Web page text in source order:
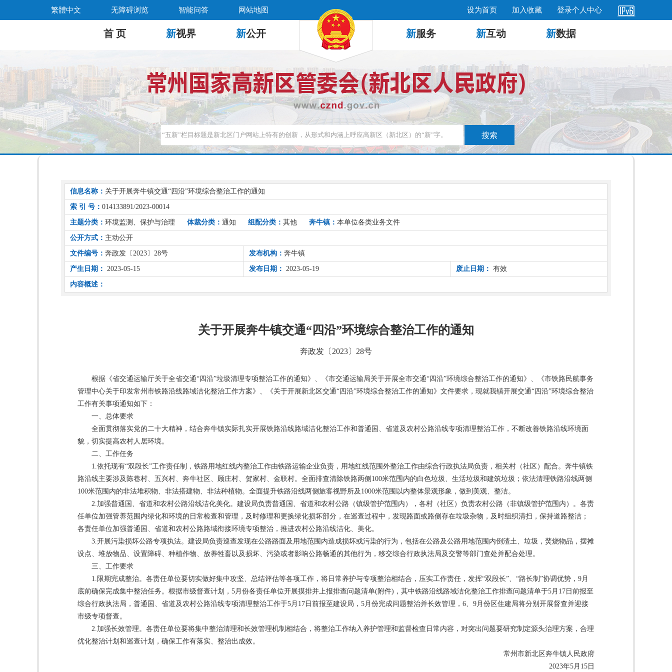
繁體中文 无障碍浏览 智能问答 网站地图 设为首页 加入收藏 登录个人中心
首 页 新视界 新公开 新服务 新互动 新数据
信息名称： 关于开展奔牛镇交通“四沿”环境综合整治工作的通知
索 引 号： 014133891/2023-00014
主题分类： 环境监测、保护与治理 体裁分类： 通知 组配分类： 其他 奔牛镇： 本单位各类业务文件
公开方式： 主动公开
文件编号： 奔政发〔2023〕28号 发布机构： 奔牛镇
产生日期： 2023-05-15 发布日期： 2023-05-19 废止日期： 有效
内容概述：
关于开展奔牛镇交通“四沿”环境综合整治工作的通知
奔政发〔2023〕28号
根据《省交通运输厅关于全省交通“四沿”垃圾清理专项整治工作的通知》、《市交通运输局关于开展全市交通“四沿”环境综合整治工作的通知》、《市铁路民航事务
管理中心关于印发常州市铁路沿线路域洁化整治工作方案》、《关于开展新北区交通“四沿”环境综合整治工作的通知》文件要求，现就我镇开展交通“四沿”环境综合整治
工作有关事项通知如下：
一、总体要求
全面贯彻落实党的二十大精神，结合奔牛镇实际扎实开展铁路沿线路域洁化整治工作和普通国、省道及农村公路沿线专项清理整治工作，不断改善铁路沿线环境面
貌，切实提高农村人居环境。
二、工作任务
1.依托现有“双段长”工作责任制，铁路用地红线内整治工作由铁路运输企业负责，用地红线范围外整治工作由综合行政执法局负责，相关村（社区）配合。奔牛镇铁
路沿线主要涉及陈巷村、五兴村、奔牛社区、顾庄村、贺家村、金联村。全面排查清除铁路两侧100米范围内的白色垃圾、生活垃圾和建筑垃圾；依法清理铁路沿线两侧
100米范围内的非法堆积物、非法搭建物、非法种植物。全面提升铁路沿线两侧旅客视野所及1000米范围以内整体景观形象，做到美观、整洁。
2.加强普通国、省道和农村公路沿线洁化美化。建设局负责普通国、省道和农村公路（镇级管护范围内），各村（社区）负责农村公路（非镇级管护范围内）。各责
任单位加强管养范围内绿化和环境的日常检查和管理，及时修理和更换绿化损坏部分，在巡查过程中，发现路面或路侧存在垃圾杂物，及时组织清扫，保持道路整洁；
各责任单位加强普通国、省道和农村公路路域衔接环境专项整治，推进农村公路沿线洁化、美化。
3.开展污染损坏公路专项执法。建设局负责巡查发现在公路路面及用地范围内造成损坏或污染的行为，包括在公路及公路用地范围内倒渣土、垃圾，焚烧物品，摆摊
设点、堆放物品、设置障碍、种植作物、放养牲畜以及损坏、污染或者影响公路畅通的其他行为，移交综合行政执法局及交警等部门查处并配合处理。
三、工作要求
1.限期完成整治。各责任单位要切实做好集中攻坚、总结评估等各项工作，将日常养护与专项整治相结合，压实工作责任，发挥“双段长”、“路长制”协调优势，9月
底前确保完成集中整治任务。根据市级督查计划，5月份各责任单位开展摸排并上报排查问题清单(附件)，其中铁路沿线路域洁化整治工作排查问题清单于5月17日前报至
综合行政执法局，普通国、省道及农村公路沿线专项清理整治工作于5月17日前报至建设局，5月份完成问题整治并长效管理，6、9月份区住建局将分别开展督查并迎接
市级专项督查。
2.加强长效管理。各责任单位要将集中整治清理和长效管理机制相结合，将整治工作纳入养护管理和监督检查日常内容，对突出问题要研究制定源头治理方案，合理
优化整治计划和巡查计划，确保工作有落实、整治出成效。
常州市新北区奔牛镇人民政府
2023年5月15日